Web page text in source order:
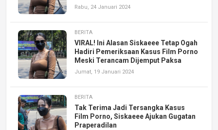
Rabu, 24 Januari 2024
BERITA
VIRAL! Ini Alasan Siskaeee Tetap Ogah
Hadiri Pemeriksaan Kasus Film Porno
Meski Terancam Dijemput Paksa
Jumat, 19 Januari 2024
BERITA
Tak Terima Jadi Tersangka Kasus
Film Porno, Siskaeee Ajukan Gugatan
Praperadilan